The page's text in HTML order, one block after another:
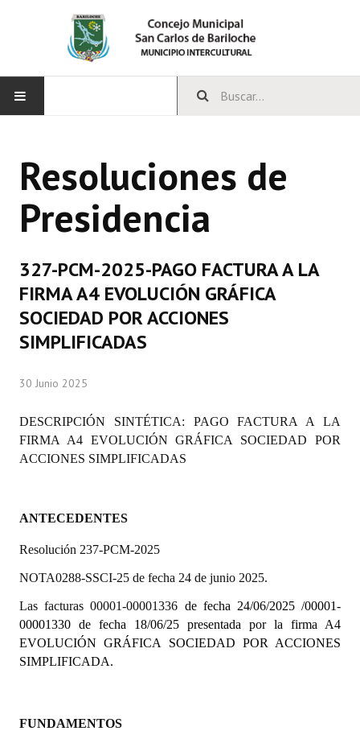
CONCEJO
Bloques Políticos
Comisiones Permanentes
Comisiones Especiales
Concejales Mandato Cumplido
Programas
LEGISLACIÓN
Carta Orgánica 2007
Reglamento Interno
Digesto
Organigrama
DOCUMENTOS
Proyectos Presentados
Resoluciones de
Presidencia
327-PCM-2025-PAGO FACTURA A LA
FIRMA A4 EVOLUCIÓN GRÁFICA
SOCIEDAD POR ACCIONES
SIMPLIFICADAS
30 Junio 2025
DESCRIPCIÓN SINTÉTICA: PAGO FACTURA A LA
FIRMA A4 EVOLUCIÓN GRÁFICA SOCIEDAD POR
ACCIONES SIMPLIFICADAS
ANTECEDENTES
Resolución 237-PCM-2025
NOTA0288-SSCI-25 de fecha 24 de junio 2025.
Las facturas 00001-00001336 de fecha 24/06/2025 /00001-
00001330 de fecha 18/06/25 presentada por la firma A4
EVOLUCIÓN GRÁFICA SOCIEDAD POR ACCIONES
SIMPLIFICADA.
FUNDAMENTOS